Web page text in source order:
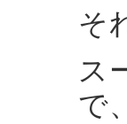
そ
ス
で